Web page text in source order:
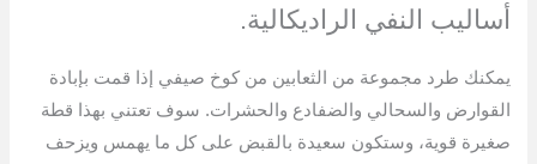
أساليب النفي الراديكالية.
يمكنك طرد مجموعة من الثعابين من كوخ صيفي إذا قمت بإبادة
القوارض والسحالي والضفادع والحشرات. سوف تعتني بهذا قطة
صغيرة قوية، وستكون سعيدة بالقبض على كل ما يهمس ويزحف